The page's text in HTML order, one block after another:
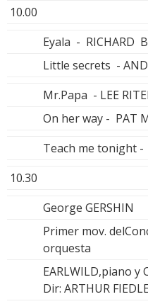
10.00
Eyala - RICHARD
Little secrets -
Mr.Papa - LEE
On her way - PAT
Teach me tonight -
10.30
George GERSHIN
Primer mov.
orquesta
EARLWILD,piano y
Dir: ARTHUR